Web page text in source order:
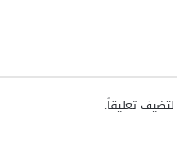
لتضيف تعليقاً.